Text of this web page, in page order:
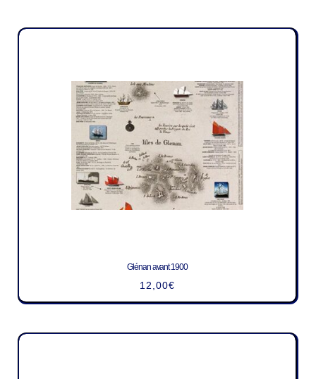
Glénan avant 1900
12,00€